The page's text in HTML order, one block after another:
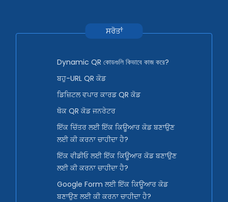
ਸਰੋਤਾਂ
Dynamic QR কোডগুলি কিভাবে কাজ করে?
ਬਹੁ-URL QR ਕੋਡ
ਡਿਜ਼ਿਟਲ ਵਪਾਰ ਕਾਰਡ QR ਕੋਡ
ਥੋਕ QR ਕੋਡ ਜਨਰੇਟਰ
ਇੱਕ ਚਿੱਤਰ ਲਈ ਇੱਕ ਕਿਊਆਰ ਕੋਡ ਬਣਾਉਣ
ਲਈ ਕੀ ਕਰਨਾ ਚਾਹੀਦਾ ਹੈ?
ਇੱਕ ਵੀਡੀਓ ਲਈ ਇੱਕ ਕਿਊਆਰ ਕੋਡ ਬਣਾਉਣ
ਲਈ ਕੀ ਕਰਨਾ ਚਾਹੀਦਾ ਹੈ?
Google Form ਲਈ ਇੱਕ ਕਿਊਆਰ ਕੋਡ
ਬਣਾਉਣ ਲਈ ਕੀ ਕਰਨਾ ਚਾਹੀਦਾ ਹੈ?